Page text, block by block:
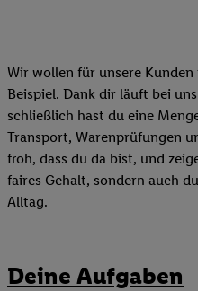
Wir wollen für unsere Kunden
Beispiel. Dank dir läuft bei
schließlich hast du eine
Transport, Warenprüfungen
froh, dass du da bist, und
faires Gehalt, sondern auch
Alltag.
Deine Aufgaben